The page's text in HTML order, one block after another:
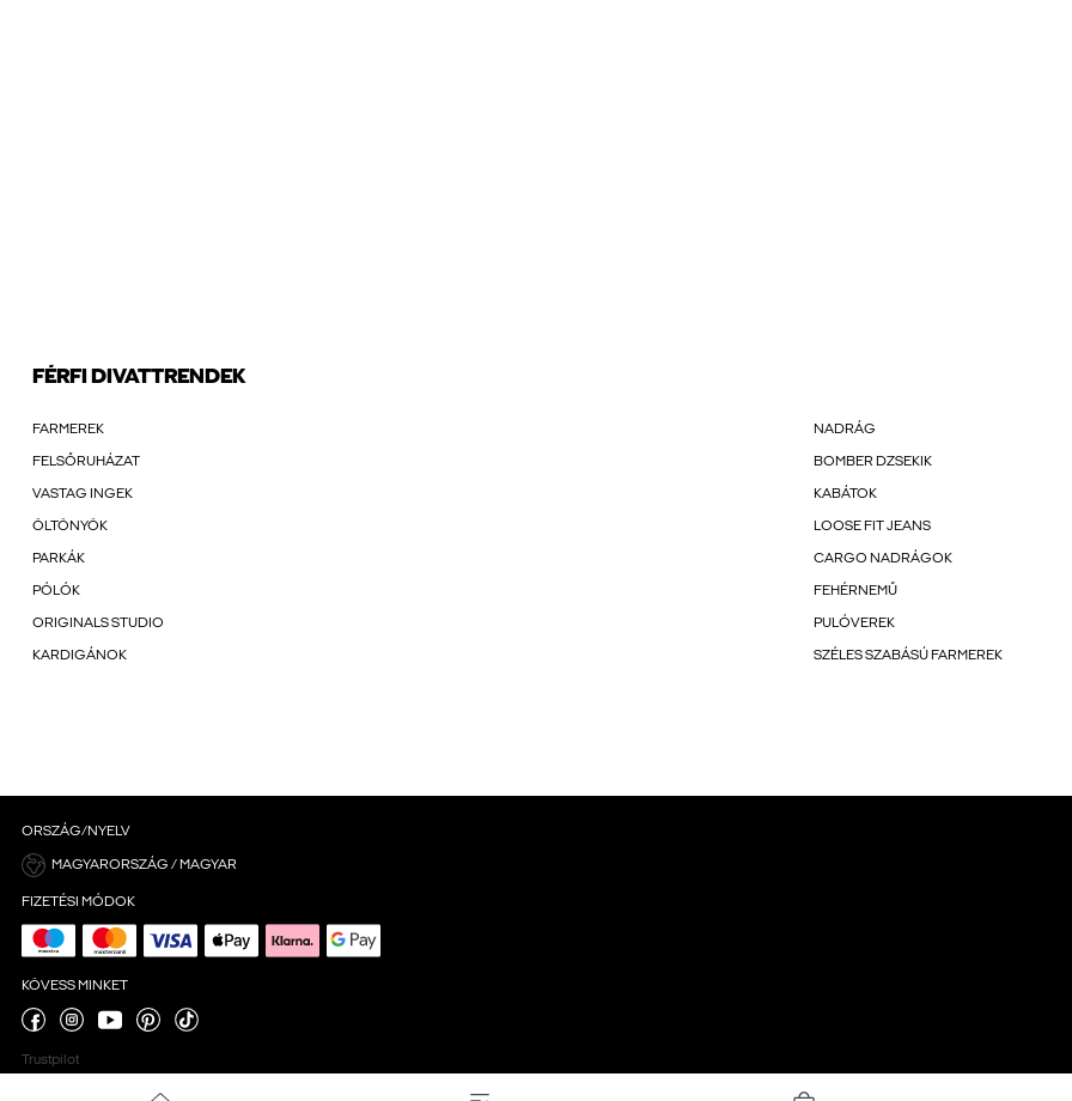
FÉRFI DIVATTRENDEK
FARMEREK NADRÁG
FELSŐRUHÁZAT BOMBER DZSEKIK
VASTAG INGEK KABÁTOK
ÖLTÖNYÖK LOOSE FIT JEANS
PARKÁK CARGO NADRÁGOK
PÓLÓK FEHÉRNEMŰ
ORIGINALS STUDIO PULÓVEREK
KARDIGÁNOK SZÉLES SZABÁSÚ FARMEREK
ORSZÁG/NYELV
MAGYARORSZÁG / MAGYAR
FIZETÉSI MÓDOK
KÖVESS MINKET
Trustpilot